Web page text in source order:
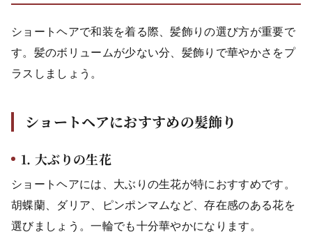
ショートヘアで和装を着る際、髪飾りの選び方が重要で
す。髪のボリュームが少ない分、髪飾りで華やかさをプ
ラスしましょう。
ショートヘアにおすすめの髪飾り
1. 大ぶりの生花
ショートヘアには、大ぶりの生花が特におすすめです。
胡蝶蘭、ダリア、ピンポンマムなど、存在感のある花を
選びましょう。一輪でも十分華やかになります。